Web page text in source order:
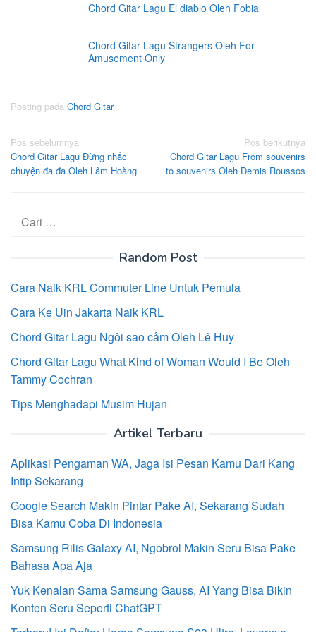
Chord Gitar Lagu El diablo Oleh Fobia
Chord Gitar Lagu Strangers Oleh For
Amusement Only
Posting pada Chord Gitar
Navigasi
pos
Pos sebelumnya
Chord Gitar Lagu Đừng nhắc
chuyện đa đa Oleh Lâm Hoàng
Pos berikutnya
Chord Gitar Lagu From souvenirs
to souvenirs Oleh Demis Roussos
Cari
untuk:
Random Post
Cara Naik KRL Commuter Line Untuk Pemula
Cara Ke Uin Jakarta Naik KRL
Chord Gitar Lagu Ngôi sao cảm Oleh Lê Huy
Chord Gitar Lagu What Kind of Woman Would I Be Oleh
Tammy Cochran
Tips Menghadapi Musim Hujan
Artikel Terbaru
Aplikasi Pengaman WA, Jaga Isi Pesan Kamu Dari Kang
Intip Sekarang
Google Search Makin Pintar Pake AI, Sekarang Sudah
Bisa Kamu Coba Di Indonesia
Samsung Rilis Galaxy AI, Ngobrol Makin Seru Bisa Pake
Bahasa Apa Aja
Yuk Kenalan Sama Samsung Gauss, AI Yang Bisa Bikin
Konten Seru Seperti ChatGPT